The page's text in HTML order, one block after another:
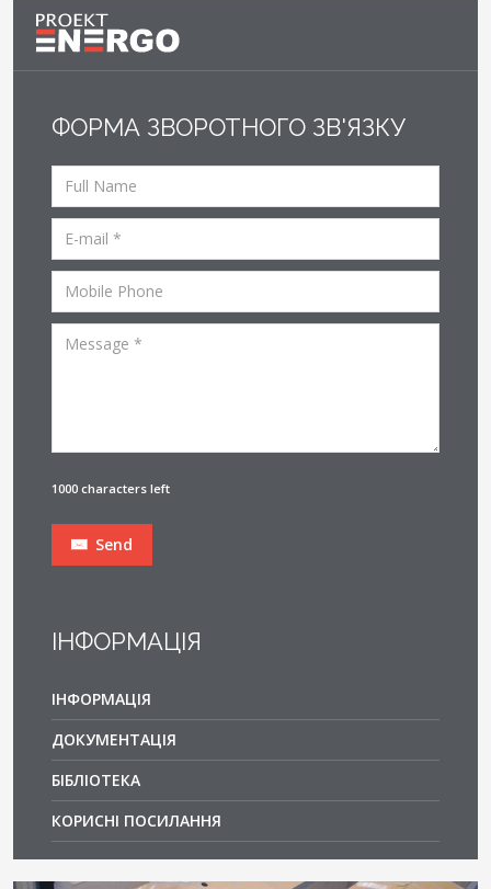
ФОРМА ЗВОРОТНОГО ЗВ'ЯЗКУ
1000 characters left
Send
ІНФОРМАЦІЯ
ІНФОРМАЦІЯ
ДОКУМЕНТАЦІЯ
БІБЛІОТЕКА
КОРИСНІ ПОСИЛАННЯ